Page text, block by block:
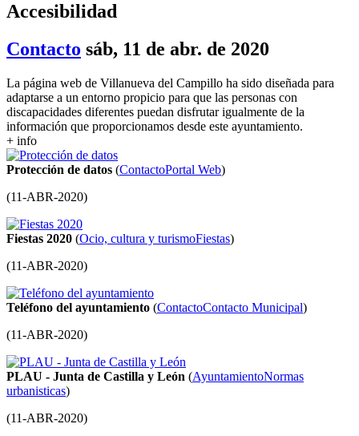
Accesibilidad
Contacto sáb, 11 de abr. de 2020
La página web de Villanueva del Campillo ha sido diseñada para
adaptarse a un entorno propicio para que las personas con
discapacidades diferentes puedan disfrutar igualmente de la
información que proporcionamos desde este ayuntamiento.
+ info
Protección de datos (ContactoPortal Web)
(11-ABR-2020)
Fiestas 2020 (Ocio, cultura y turismoFiestas)
(11-ABR-2020)
Teléfono del ayuntamiento (ContactoContacto Municipal)
(11-ABR-2020)
PLAU - Junta de Castilla y León (AyuntamientoNormas
urbanisticas)
(11-ABR-2020)